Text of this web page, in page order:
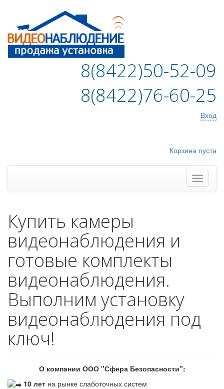
8(8422)50-52-09
8(8422)76-60-25
Вход
Корзина пуста
Купить камеры
видеонаблюдения и
готовые комплекты
видеонаблюдения.
Выполним установку
видеонаблюдения под
ключ!
О компании ООО "Сфера Безопасности":
10 лет на рынке слаботочных систем